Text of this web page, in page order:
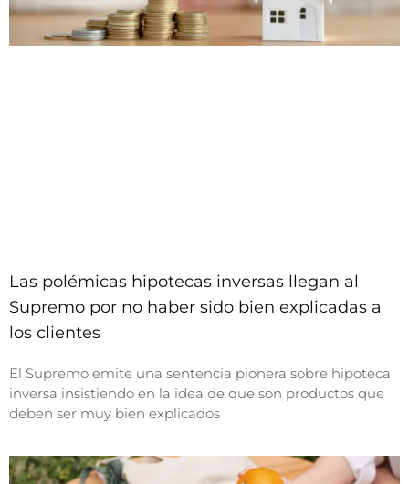
Las polémicas hipotecas inversas llegan al
Supremo por no haber sido bien explicadas a
los clientes
El Supremo emite una sentencia pionera sobre hipoteca
inversa insistiendo en la idea de que son productos que
deben ser muy bien explicados